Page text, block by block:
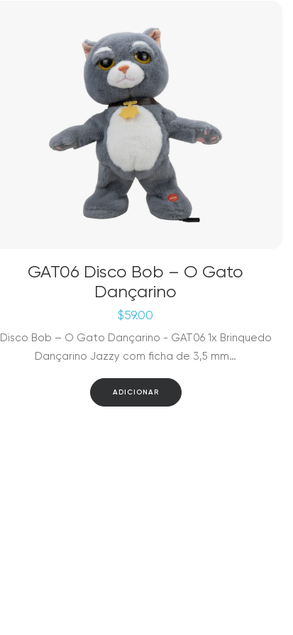
GAT06 Disco Bob – O Gato
Dançarino
$59.00
Disco Bob – O Gato Dançarino - GAT06 1x Brinquedo
Dançarino Jazzy com ficha de 3,5 mm…
ADICIONAR